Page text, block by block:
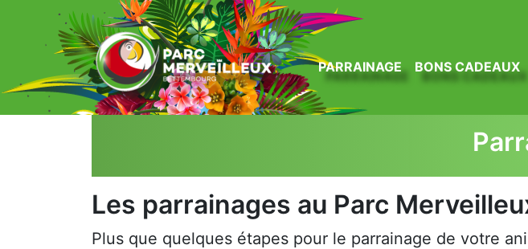
zum Inhalt
PARRAINAGE BONS CADEAUX
Les parrainages au Parc
Plus que quelques étapes pour le parrainage de votre